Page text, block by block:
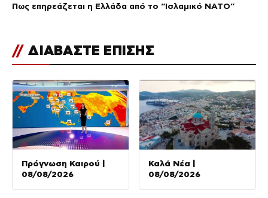
Πως επηρεάζεται η Ελλάδα από το “Ισλαμικό ΝΑΤΟ”
// ΔΙΑΒΑΣΤΕ ΕΠΙΣΗΣ
Πρόγνωση Καιρού |
08/08/2026
Καλά Νέα |
08/08/2026